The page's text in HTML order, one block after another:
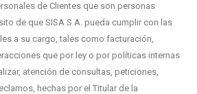
de Clientes que son personas
de que SISA S.A. pueda cumplir con las
a su cargo, tales como facturación,
que por ley o por políticas internas
atención de consultas, peticiones,
hechas por el Titular de la